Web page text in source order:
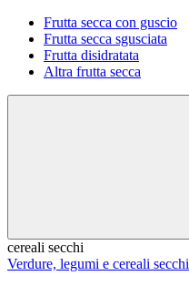
Frutta secca con guscio
Frutta secca sgusciata
Frutta disidratata
Altra frutta secca
cereali secchi
Verdure, legumi e cereali secchi